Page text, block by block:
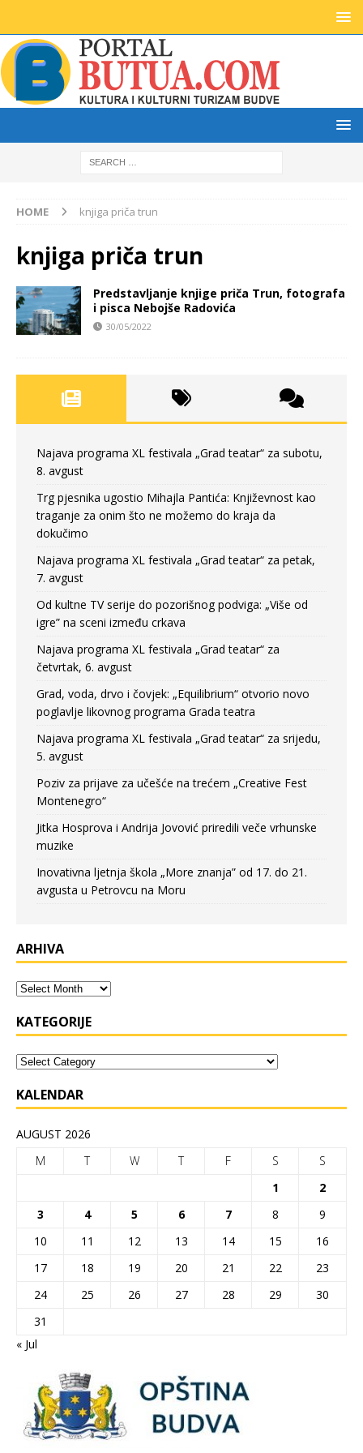
HOME knjiga priča trun
knjiga priča trun
Predstavljanje knjige priča Trun, fotografa
i pisca Nebojše Radovića
30/05/2022
Najava programa XL festivala „Grad teatar“ za subotu,
8. avgust
Trg pjesnika ugostio Mihajla Pantića: Književnost kao
traganje za onim što ne možemo do kraja da
dokučimo
Najava programa XL festivala „Grad teatar“ za petak,
7. avgust
Od kultne TV serije do pozorišnog podviga: „Više od
igre” na sceni između crkava
Najava programa XL festivala „Grad teatar“ za
četvrtak, 6. avgust
Grad, voda, drvo i čovjek: „Equilibrium“ otvorio novo
poglavlje likovnog programa Grada teatra
Najava programa XL festivala „Grad teatar“ za srijedu,
5. avgust
Poziv za prijave za učešće na trećem „Creative Fest
Montenegro“
Jitka Hosprova i Andrija Jovović priredili veče vrhunske
muzike
Inovativna ljetnja škola „More znanja” od 17. do 21.
avgusta u Petrovcu na Moru
ARHIVA
KATEGORIJE
KALENDAR
AUGUST 2026
M
T W T F S
S
1
2
3
4 5 6 7 8
9
10
11 12 13 14 15
16
17
18 19 20 21 22
23
24
25 26 27 28 29
30
31
« Jul